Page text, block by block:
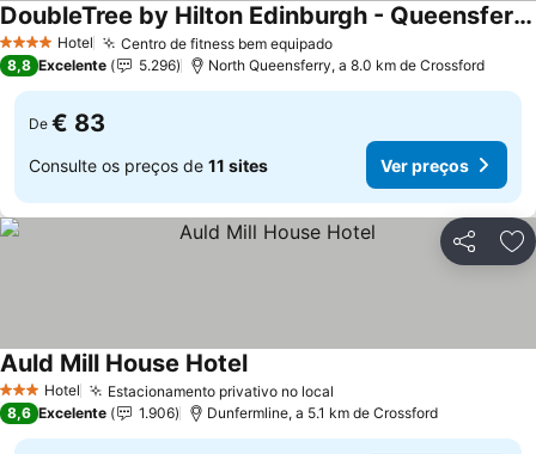
4 EstrelasHotel Centro de fitness bem equipadoVer preços
DoubleTree by Hilton Edinburgh - Queensferry Crossing
Ver preços
8,8 Excelente 5.296 North Queensferry, a 8.0 km de Crossford
De € 83
Consulte os preços de 11 sites Ver preços
Partilhar
3 EstrelasHotel Estacionamento privativo no local
Auld Mill House HotelVer preços
8,6 Excelente 1.906 Dunfermline, a 5.1 km de Crossford